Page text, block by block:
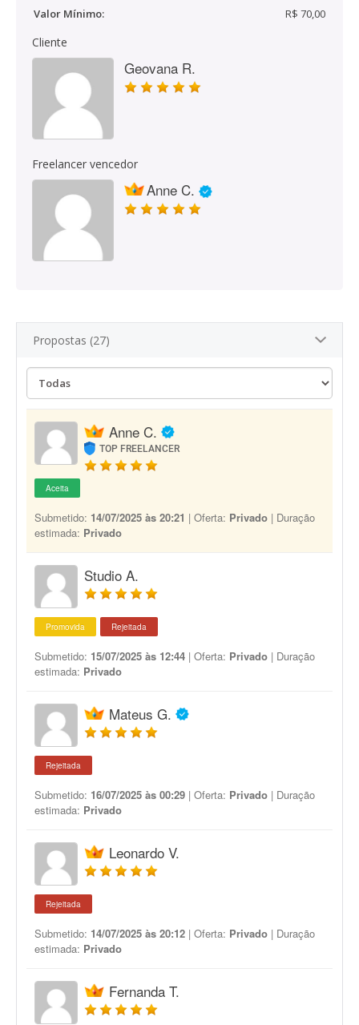
Valor Mínimo:
R$ 70,00
Cliente
Geovana R.
Freelancer vencedor
Anne C.
Propostas (27)
Anne C.
TOP FREELANCER
Aceita
Submetido: 14/07/2025 às 20:21 | Oferta: Privado | Duração
estimada: Privado
Studio A.
Promovida Rejeitada
Submetido: 15/07/2025 às 12:44 | Oferta: Privado | Duração
estimada: Privado
Mateus G.
Rejeitada
Submetido: 16/07/2025 às 00:29 | Oferta: Privado | Duração
estimada: Privado
Leonardo V.
Rejeitada
Submetido: 14/07/2025 às 20:12 | Oferta: Privado | Duração
estimada: Privado
Fernanda T.